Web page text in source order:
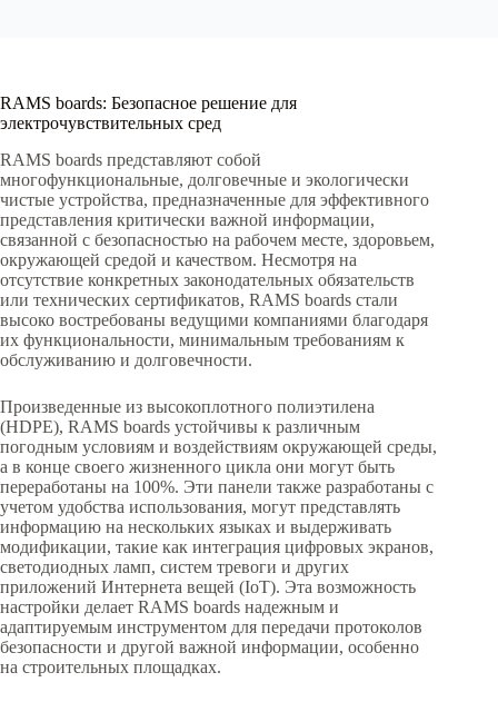
RAMS boards: Безопасное решение для
электрочувствительных сред
RAMS boards представляют собой
многофункциональные, долговечные и экологически
чистые устройства, предназначенные для эффективного
представления критически важной информации,
связанной с безопасностью на рабочем месте, здоровьем,
окружающей средой и качеством. Несмотря на
отсутствие конкретных законодательных обязательств
или технических сертификатов, RAMS boards стали
высоко востребованы ведущими компаниями благодаря
их функциональности, минимальным требованиям к
обслуживанию и долговечности.
Произведенные из высокоплотного полиэтилена
(HDPE), RAMS boards устойчивы к различным
погодным условиям и воздействиям окружающей среды,
а в конце своего жизненного цикла они могут быть
переработаны на 100%. Эти панели также разработаны с
учетом удобства использования, могут представлять
информацию на нескольких языках и выдерживать
модификации, такие как интеграция цифровых экранов,
светодиодных ламп, систем тревоги и других
приложений Интернета вещей (IoT). Эта возможность
настройки делает RAMS boards надежным и
адаптируемым инструментом для передачи протоколов
безопасности и другой важной информации, особенно
на строительных площадках.